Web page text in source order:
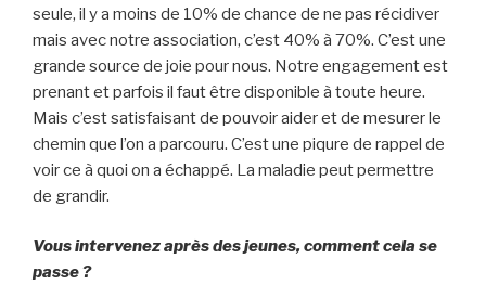
seule, il y a moins de 10% de chance de ne pas récidiver
mais avec notre association, c’est 40% à 70%. C’est une
grande source de joie pour nous. Notre engagement est
prenant et parfois il faut être disponible à toute heure.
Mais c’est satisfaisant de pouvoir aider et de mesurer le
chemin que l’on a parcouru. C’est une piqure de rappel de
voir ce à quoi on a échappé. La maladie peut permettre
de grandir.
Vous intervenez après des jeunes, comment cela se
passe ?